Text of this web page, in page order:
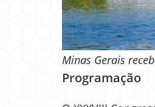
Minas Gerais
Programação